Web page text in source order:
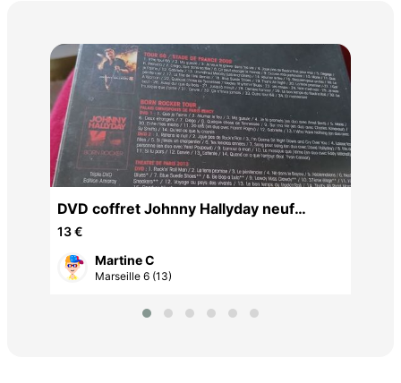
DVD coffret Johnny Hallyday neuf
encore emballé
13 €
Martine C
Marseille 6 (13)